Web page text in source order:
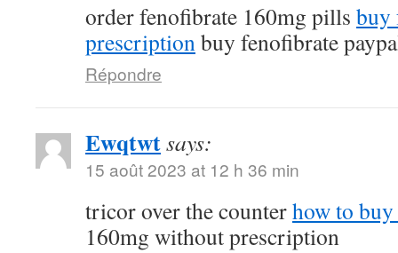
order fenofibrate 160mg pills buy
prescriptionbuy fenofibrate
Répondre
Ewqtwtsays:
15 août 2023 at 12 h 36 min
tricor over the counterhow to
160mg without prescription